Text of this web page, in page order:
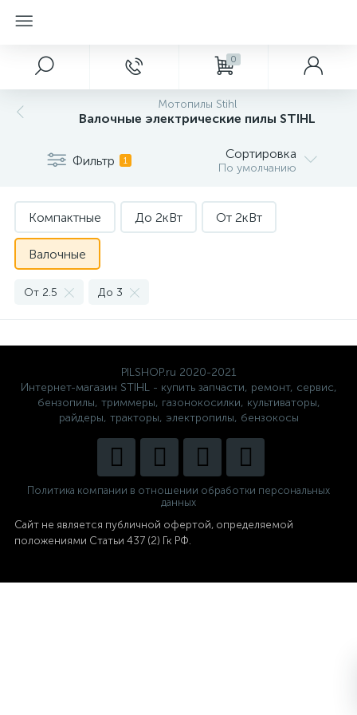
0
Мотопилы Stihl
Валочные электрические пилы STIHL
Фильтр 1 Сортировка
По умолчанию
Компактные До 2кВт От 2кВт
Валочные
От 2.5 До 3
PILSHOP.ru 2020-2021
Интернет-магазин STIHL - купить запчасти, ремонт, сервис,
бензопилы, триммеры, газонокосилки, культиваторы,
райдеры, тракторы, электропилы, бензокосы
Политика компании в отношении обработки персональных
данных
Сайт не является публичной офертой, определяемой
положениями Статьи 437 (2) Гк РФ.